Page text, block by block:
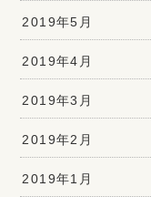
2019年5月
2019年4月
2019年3月
2019年2月
2019年1月